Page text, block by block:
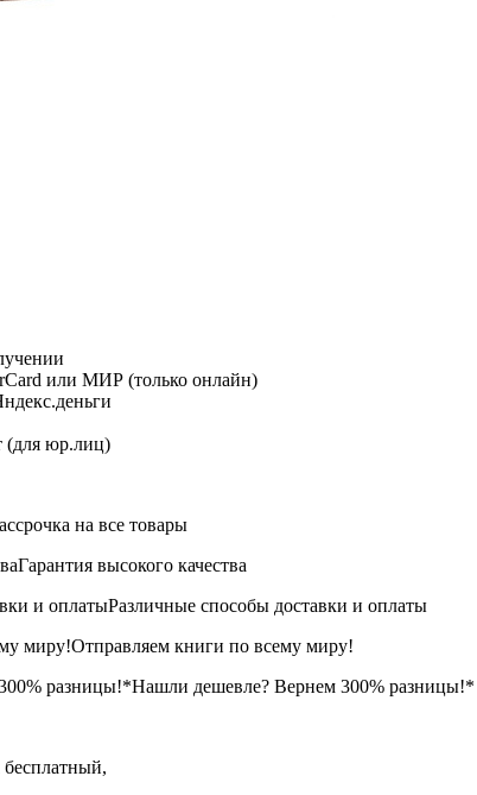
или МИР (только онлайн)
(для юр.лиц)
на все товары
Гарантия высокого качества
и оплатыРазличные способы доставки и оплаты
миру!Отправляем книги по всему миру!
разницы!*Нашли дешевле? Вернем 300% разницы!*